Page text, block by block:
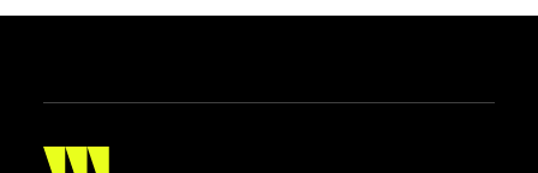
SBRCC realiza primeira Jornada
países em cinco noites de programação ao…